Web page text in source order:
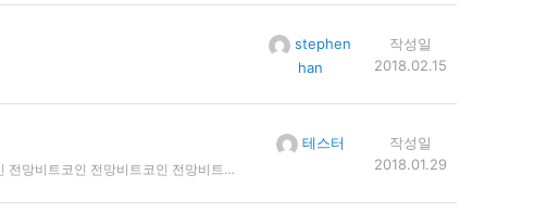
stephen
han
작성일
2018.02.15
인 전망비트코인 전망비트코인 전망비트코인 전망비트코인 전망비트코인 전망
테스터
작성일
2018.01.29